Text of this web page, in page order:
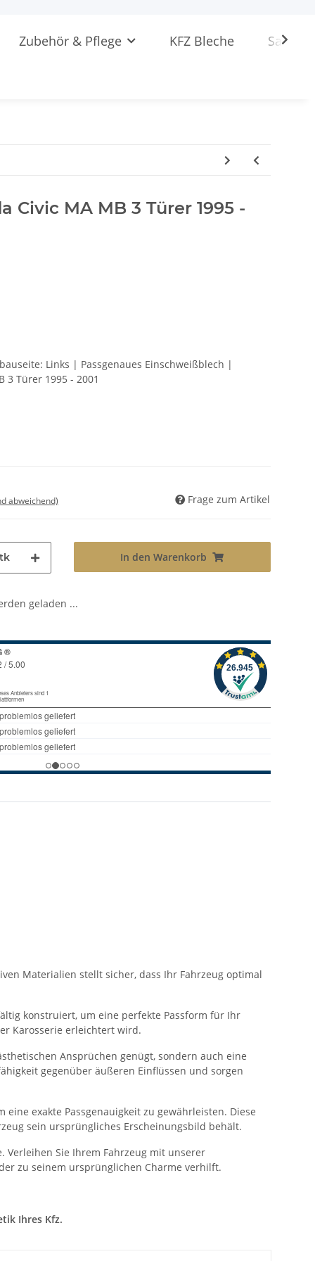
Zubehör & Pflege KFZ Bleche
Civic MA MB 3 Türer 1995 -
Links | Passgenaues Einschweißblech |
3 Türer 1995 - 2001
abweichend) Frage zum Artikel
In den Warenkorb
geladen ...
Materialien stellt sicher, dass Ihr Fahrzeug optimal
konstruiert, um eine perfekte Passform für Ihr
Karosserie erleichtert wird.
Ansprüchen genügt, sondern auch eine
gegenüber äußeren Einflüssen und sorgen
exakte Passgenauigkeit zu gewährleisten. Diese
sein ursprüngliches Erscheinungsbild behält.
Verleihen Sie Ihrem Fahrzeug mit unserer
zu seinem ursprünglichen Charme verhilft.
Ihres Kfz.